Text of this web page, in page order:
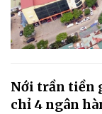
Nới trần tiền
chỉ 4 ngân